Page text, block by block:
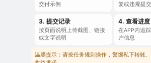
交付示例
复或违规提交
3. 提交记录
按页面说明上传截图、链接
或文字说明
4. 查看进度
在APP内追
户信息
温馨提示：请按任务规则操作，警惕私下转账